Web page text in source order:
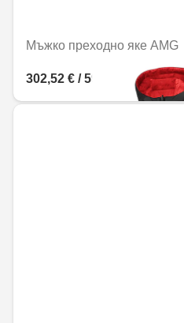
Мъжко преходно яке AMG
302,52 € / 591,68 лв.